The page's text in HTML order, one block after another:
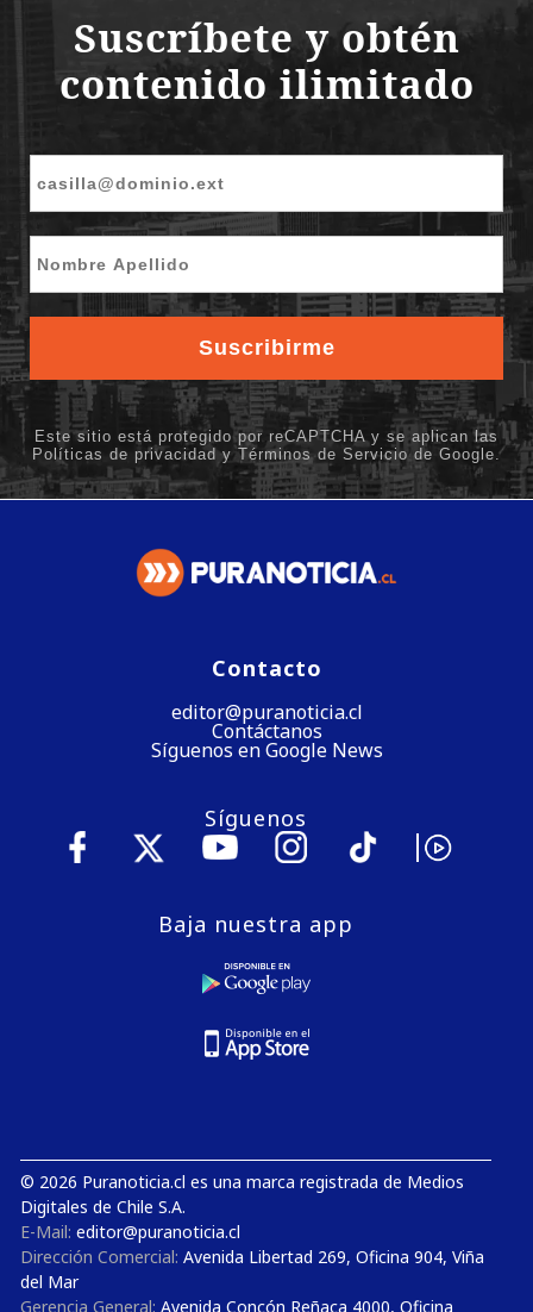
Contacto
editor@puranoticia.cl
Contáctanos
Síguenos en Google News
Síguenos
Baja nuestra app
© 2026 Puranoticia.cl es una marca registrada de Medios
Digitales de Chile S.A.
E-Mail: editor@puranoticia.cl
Dirección Comercial: Avenida Libertad 269, Oficina 904, Viña
del Mar
Gerencia General: Avenida Concón Reñaca 4000, Oficina